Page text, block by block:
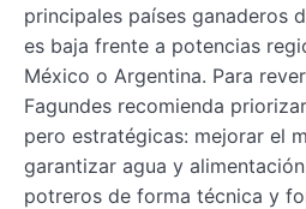
principales países ganaderos
es baja frente a potencias
México o Argentina. Para
Fagundes recomienda
pero estratégicas: mejorar el
garantizar agua y
potreros de forma técnica y